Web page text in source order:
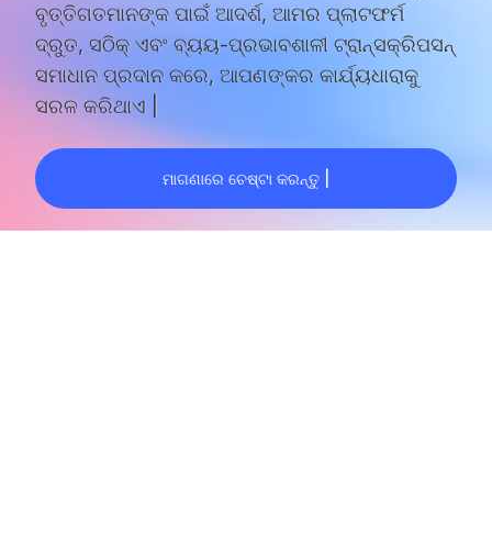
ବୃତ୍ତିଗତମାନଙ୍କ ପାଇଁ ଆଦର୍ଶ, ଆମର ପ୍ଲାଟଫର୍ମ
ଦ୍ରୁତ, ସଠିକ୍ ଏବଂ ବ୍ୟୟ-ପ୍ରଭାବଶାଳୀ ଟ୍ରାନ୍ସକ୍ରିପସନ୍
ସମାଧାନ ପ୍ରଦାନ କରେ, ଆପଣଙ୍କର କାର୍ଯ୍ୟଧାରାକୁ
ସରଳ କରିଥାଏ |
ମାଗଣାରେ ଚେଷ୍ଟା କରନ୍ତୁ |